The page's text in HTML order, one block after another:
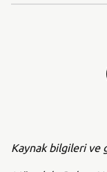
Kaynak bilgileri ve